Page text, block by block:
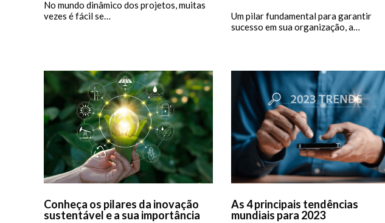
No mundo dinâmico dos projetos, muitas
vezes é fácil se…
Um pilar fundamental para garantir
sucesso em sua organização, a…
Conheça os pilares da inovação
sustentável e a sua importância
As 4 principais tendências
mundiais para 2023